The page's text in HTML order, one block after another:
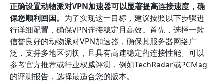
正确设置动物派对VPN加速器可以显著提高连接速度，确
保您顺利回国。 为了实现这一目标，建议按照以下步骤进
行详细配置，确保VPN连接稳定且高效。首先，选择一款
信誉良好的动物派对VPN加速器，确保其服务器网络广
泛，支持多地区切换，且具有高速稳定的连接性能。可以
参考官方推荐或行业权威评测，例如TechRadar或PCMag
的评测报告，选择最适合您的版本。